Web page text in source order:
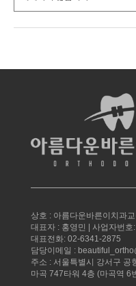
상호 : 아름다운바른이치과
대표자 : 홍영민 | 사업자번
대표전화: 02-6341-2875
담당이메일 :
주소 : 서울특별시 강서구 공
마곡 747타워 4층 (마곡역 6